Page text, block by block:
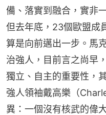
備、落實到融合，實非
但去年底，23個歐盟成
算是向前邁出一步。馬
治強人，目前言之尚早
獨立、自主的重要性，
強人領袖戴高樂（
異：一個沒有核武的偉